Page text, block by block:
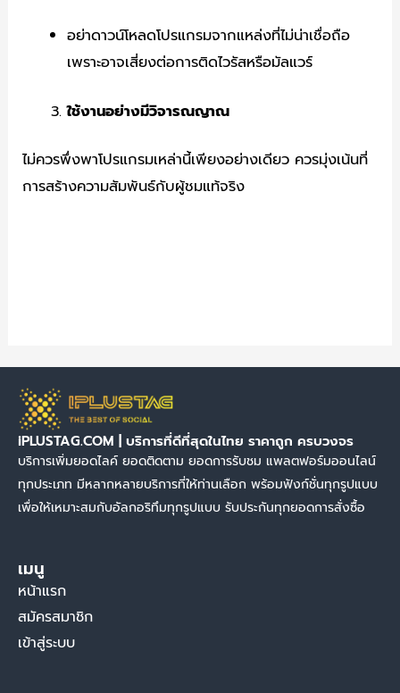
อย่าดาวน์โหลดโปรแกรมจากแหล่งที่ไม่น่าเชื่อถือ
เพราะอาจเสี่ยงต่อการติดไวรัสหรือมัลแวร์
ใช้งานอย่างมีวิจารณญาณ
ไม่ควรพึ่งพาโปรแกรมเหล่านี้เพียงอย่างเดียว ควรมุ่งเน้นที่
การสร้างความสัมพันธ์กับผู้ชมแท้จริง
iPLUSTAG.COM | บริการที่ดีที่สุดในไทย ราคาถูก ครบวงจร
บริการเพิ่มยอดไลค์ ยอดติดตาม ยอดการรับชม แพลตฟอร์มออนไลน์
ทุกประเภท มีหลากหลายบริการที่ให้ท่านเลือก พร้อมฟังก์ชั่นทุกรูปแบบ
เพื่อให้เหมาะสมกับอัลกอริทึมทุกรูปแบบ รับประกันทุกยอดการสั่งซื้อ
เมนู
หน้าแรก
สมัครสมาชิก
เข้าสู่ระบบ